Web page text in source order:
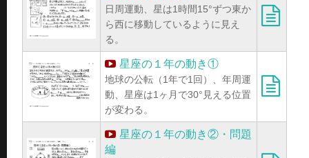
日周運動、星は1時間15°ずつ東か
ら西に移動しているように見え
る。
星座の１年の動き①
地球の公転（1年で1回）、年周運
動、星座は1ヶ月で30°見える位置
が変わる。
星座の１年の動き②・問題
編